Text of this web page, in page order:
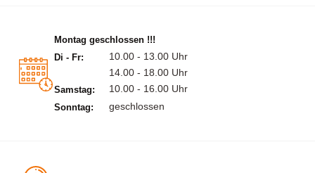
Montag geschlossen !!!
Di - Fr:
10.00 - 13.00 Uhr
14.00 - 18.00 Uhr
Samstag: 10.00 - 16.00 Uhr
Sonntag: geschlossen